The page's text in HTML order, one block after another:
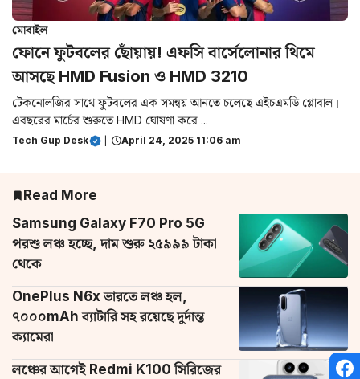
মোবাইল
ফোনে ফুটবলের ছোঁয়ায়! এফসি বার্সেলোনার থিমে
আসছে HMD Fusion ও HMD 3210
টেকনোলজির সাথে ফুটবলের এক সমন্বয় আনতে চলেছে এইচএমডি গ্লোবাল।
এবছরের মার্চের শুরুতে HMD ঘোষণা করে ...
Tech Gup Desk April 24, 2025 11:06 am
Read More
Samsung Galaxy F70 Pro 5G
পরশু লঞ্চ হচ্ছে, দাম শুরু ২৫৯৯৯ টাকা
থেকে
OnePlus N6x ভারতে লঞ্চ হল,
৭০০০mAh ব্যাটারি সহ রয়েছে দুর্দান্ত
ক্যামেরা
লঞ্চের আগেই Redmi K100 সিরিজের